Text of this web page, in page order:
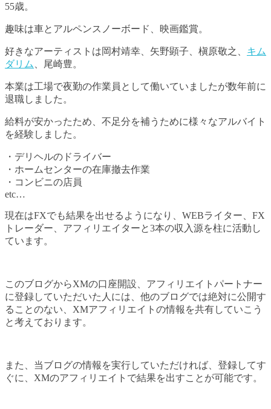
55歳。
趣味は車とアルペンスノーボード、映画鑑賞。
好きなアーティストは岡村靖幸、矢野顕子、槇原敬之、 キム
ダリム
、尾崎豊。
本業は工場で夜勤の作業員として働いていましたが数年前に
退職しました。
給料が安かったため、不足分を補うために様々なアルバイト
を経験しました。
・デリヘルのドライバー
・ホームセンターの在庫撤去作業
・コンビニの店員
etc…
現在はFXでも結果を出せるようになり、WEBライター、FX
トレーダー、アフィリエイターと3本の収入源を柱に活動し
ています。
このブログからXMの口座開設、アフィリエイトパートナー
に登録していただいた人には、他のブログでは絶対に公開す
ることのない、XMアフィリエイトの情報を共有していこう
と考えております。
また、当ブログの情報を実行していただければ、登録してす
ぐに、XMのアフィリエイトで結果を出すことが可能です。